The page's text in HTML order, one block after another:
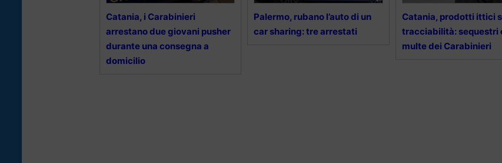
Catania, i Carabinieri
arrestano due giovani pusher
durante una consegna a
domicilio
Palermo, rubano l’auto di un
car sharing: tre arrestati
Catania, prodotti ittici
tracciabilità: sequestri
multe dei Carabinieri